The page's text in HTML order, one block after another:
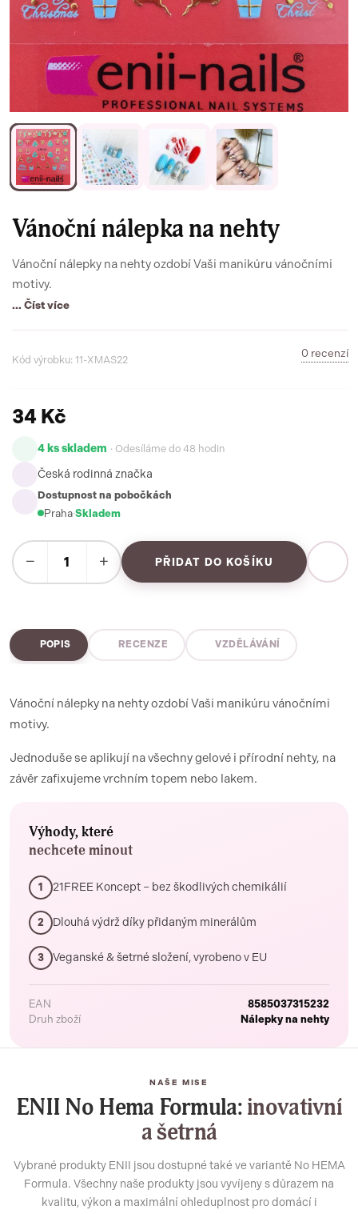
Vánoční nálepka na nehty
Vánoční nálepky na nehty ozdobí Vaši manikúru vánočními
motivy.
... Číst více
Kód výrobku: 11-XMAS22
0 recenzí
34 Kč
4 ks skladem · Odesíláme do 48 hodin
Česká rodinná značka
Dostupnost na pobočkách
Praha·Skladem
− + PŘIDAT DO KOŠÍKU
POPIS RECENZE VZDĚLÁVÁNÍ
Vánoční nálepky na nehty ozdobí Vaši manikúru vánočními
motivy.
Jednoduše se aplikují na všechny gelové i přírodní nehty, na
závěr zafixujeme vrchním topem nebo lakem.
Výhody, které
nechcete minout
1 21FREE Koncept – bez škodlivých chemikálií
2 Dlouhá výdrž díky přidaným minerálům
3 Veganské & šetrné složení, vyrobeno v EU
EAN
8585037315232
Druh zboží
Nálepky na nehty
NAŠE MISE
ENII No Hema Formula:inovativní
a šetrná
Vybrané produkty ENII jsou dostupné také ve variantě No HEMA
Formula. Všechny naše produkty jsou vyvíjeny s důrazem na
kvalitu, výkon a maximální ohleduplnost pro domácí i